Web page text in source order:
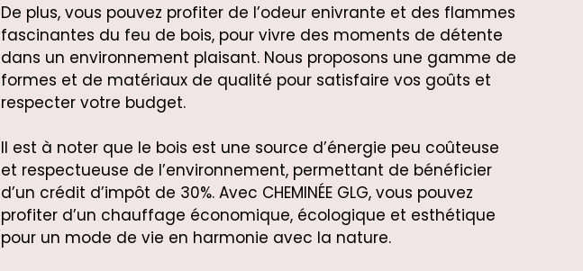
De plus, vous pouvez profiter de l’odeur enivrante et des flammes
fascinantes du feu de bois, pour vivre des moments de détente
dans un environnement plaisant. Nous proposons une gamme de
formes et de matériaux de qualité pour satisfaire vos goûts et
respecter votre budget.
Il est à noter que le bois est une source d’énergie peu coûteuse
et respectueuse de l’environnement, permettant de bénéficier
d’un crédit d’impôt de 30%. Avec CHEMINÉE GLG, vous pouvez
profiter d’un chauffage économique, écologique et esthétique
pour un mode de vie en harmonie avec la nature.